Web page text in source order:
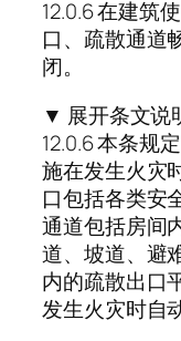
12.0.6 在建筑
口、疏散通道
闭。
▼ 展开条文说
12.0.6 本条规
施在发生火灾
口包括各类安
通道包括房间
道、坡道、避
内的疏散出口
发生火灾时自